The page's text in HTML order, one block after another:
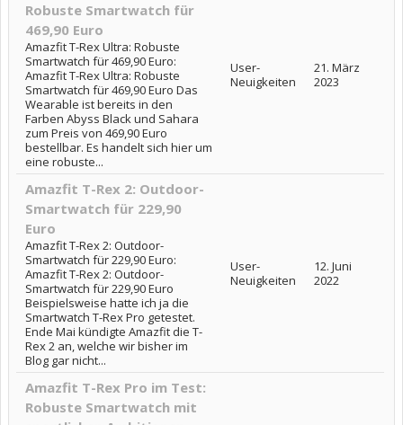
Robuste Smartwatch für
469,90 Euro
Amazfit T-Rex Ultra: Robuste
Smartwatch für 469,90 Euro:
Amazfit T-Rex Ultra: Robuste
Smartwatch für 469,90 Euro Das
Wearable ist bereits in den
Farben Abyss Black und Sahara
zum Preis von 469,90 Euro
bestellbar. Es handelt sich hier um
eine robuste...
User-
Neuigkeiten
21. März
2023
Amazfit T-Rex 2: Outdoor-
Smartwatch für 229,90
Euro
Amazfit T-Rex 2: Outdoor-
Smartwatch für 229,90 Euro:
Amazfit T-Rex 2: Outdoor-
Smartwatch für 229,90 Euro
Beispielsweise hatte ich ja die
Smartwatch T-Rex Pro getestet.
Ende Mai kündigte Amazfit die T-
Rex 2 an, welche wir bisher im
Blog gar nicht...
User-
Neuigkeiten
12. Juni
2022
Amazfit T-Rex Pro im Test:
Robuste Smartwatch mit